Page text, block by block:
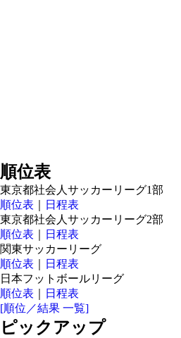
順位表
東京都社会人サッカーリーグ1部
順位表
日程表
東京都社会人サッカーリーグ2部
順位表
日程表
関東サッカーリーグ
順位表
日程表
日本フットボールリーグ
順位表
日程表
[順位／結果 一覧]
ピックアップ